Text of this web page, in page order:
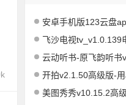
安卓手机版123云盘
飞沙电视tv_v1.0.139
云动听书-原飞韵听书
开拍v2.1.50高级版-
美图秀秀v10.15.2高